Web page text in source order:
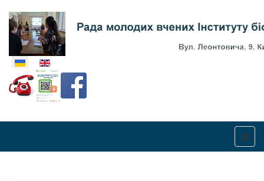
Оберіть свою мову